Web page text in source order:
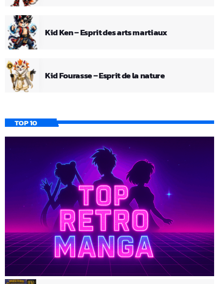
Kid Ken – Esprit des arts martiaux
Kid Fourasse – Esprit de la nature
TOP 10